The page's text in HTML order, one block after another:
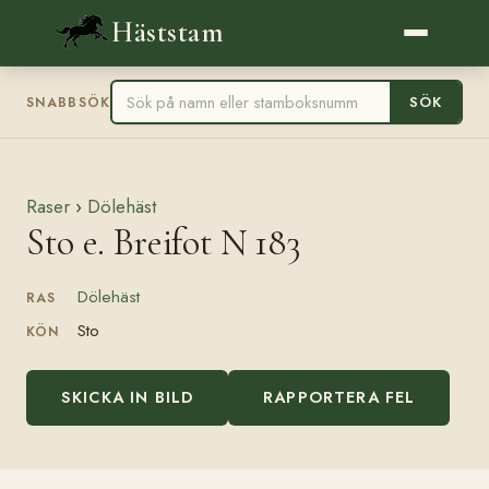
Häststam
SNABBSÖK SÖK
Raser › Dölehäst
Sto e. Breifot N 183
RAS Dölehäst
KÖN Sto
SKICKA IN BILD RAPPORTERA FEL